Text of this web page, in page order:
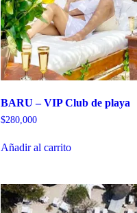
BARU – VIP Club de playa
$280,000
Añadir al carrito